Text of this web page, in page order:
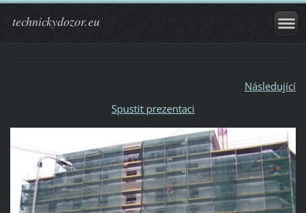
technickydozor.eu
Následující
Spustit prezentaci